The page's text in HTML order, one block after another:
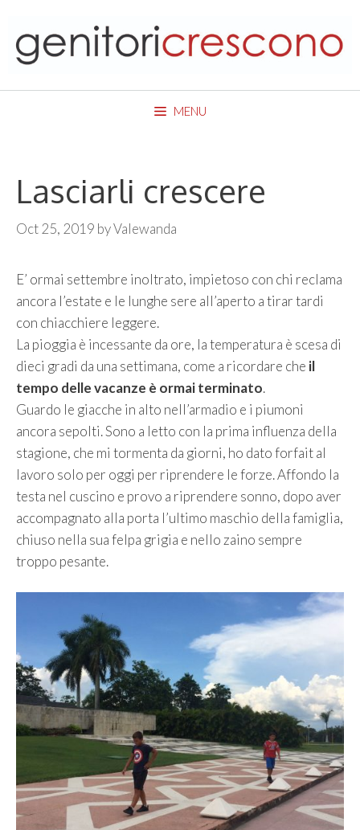
content
MENU
Lasciarli crescere
Oct 25, 2019 byValewanda
E’ ormai settembre inoltrato, impietoso con chi reclama
ancora l’estate e le lunghe sere all’aperto a tirar tardi
con chiacchiere leggere.
La pioggia è incessante da ore, la temperatura è scesa di
dieci gradi da una settimana, come a ricordare che il
tempo delle vacanze è ormai terminato.
Guardo le giacche in alto nell’armadio e i piumoni
ancora sepolti. Sono a letto con la prima influenza della
stagione, che mi tormenta da giorni, ho dato forfait al
lavoro solo per oggi per riprendere le forze. Affondo la
testa nel cuscino e provo a riprendere sonno, dopo aver
accompagnato alla porta l’ultimo maschio della famiglia,
chiuso nella sua felpa grigia e nello zaino sempre
troppo pesante.